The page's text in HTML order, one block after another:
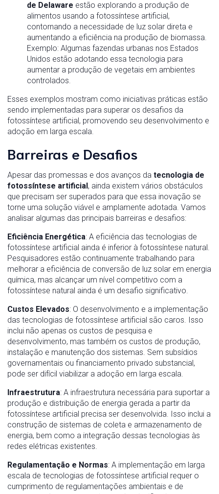
de Delaware estão explorando a produção de
alimentos usando a fotossíntese artificial,
contornando a necessidade de luz solar direta e
aumentando a eficiência na produção de biomassa.
Exemplo: Algumas fazendas urbanas nos Estados
Unidos estão adotando essa tecnologia para
aumentar a produção de vegetais em ambientes
controlados.
Esses exemplos mostram como iniciativas práticas estão
sendo implementadas para superar os desafios da
fotossíntese artificial, promovendo seu desenvolvimento e
adoção em larga escala.
Barreiras e Desafios
Apesar das promessas e dos avanços da tecnologia de
fotossíntese artificial, ainda existem vários obstáculos
que precisam ser superados para que essa inovação se
torne uma solução viável e amplamente adotada. Vamos
analisar algumas das principais barreiras e desafios:
Eficiência Energética: A eficiência das tecnologias de
fotossíntese artificial ainda é inferior à fotossíntese natural.
Pesquisadores estão continuamente trabalhando para
melhorar a eficiência de conversão de luz solar em energia
química, mas alcançar um nível competitivo com a
fotossíntese natural ainda é um desafio significativo.
Custos Elevados: O desenvolvimento e a implementação
das tecnologias de fotossíntese artificial são caros. Isso
inclui não apenas os custos de pesquisa e
desenvolvimento, mas também os custos de produção,
instalação e manutenção dos sistemas. Sem subsídios
governamentais ou financiamento privado substancial,
pode ser difícil viabilizar a adoção em larga escala.
Infraestrutura: A infraestrutura necessária para suportar a
produção e distribuição de energia gerada a partir da
fotossíntese artificial precisa ser desenvolvida. Isso inclui a
construção de sistemas de coleta e armazenamento de
energia, bem como a integração dessas tecnologias às
redes elétricas existentes.
Regulamentação e Normas: A implementação em larga
escala de tecnologias de fotossíntese artificial requer o
cumprimento de regulamentações ambientais e de